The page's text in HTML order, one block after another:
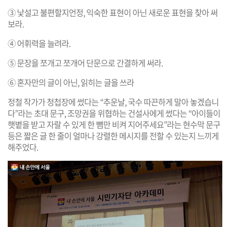
③ 낯설고 불편할지언정, 익숙한 표현이 아닌 새로운 표현을 찾아 써
보라.
④ 어휘력을 늘려라.
⑤ 문장을 쪼개고 쪼개어 단문으로 간결하게 써라.
⑥ 혼자만의 글이 아닌, 읽히는 글을 쓰라
정철 작가가 청첩장에 썼다는 “추운날, 국수 따끈하게 말아 놓겠습니
다”라는 초대 문구, 조망권을 위협하는 건설사에게 썼다는 “아이들이
햇볕을 받고 자랄 수 있게 한 뼘만 비켜 지어주세요”라는 현수막 문구
등은 짧은 글 한 줄이 얼마나 강렬한 메시지를 전할 수 있는지 느끼게
해주었다.